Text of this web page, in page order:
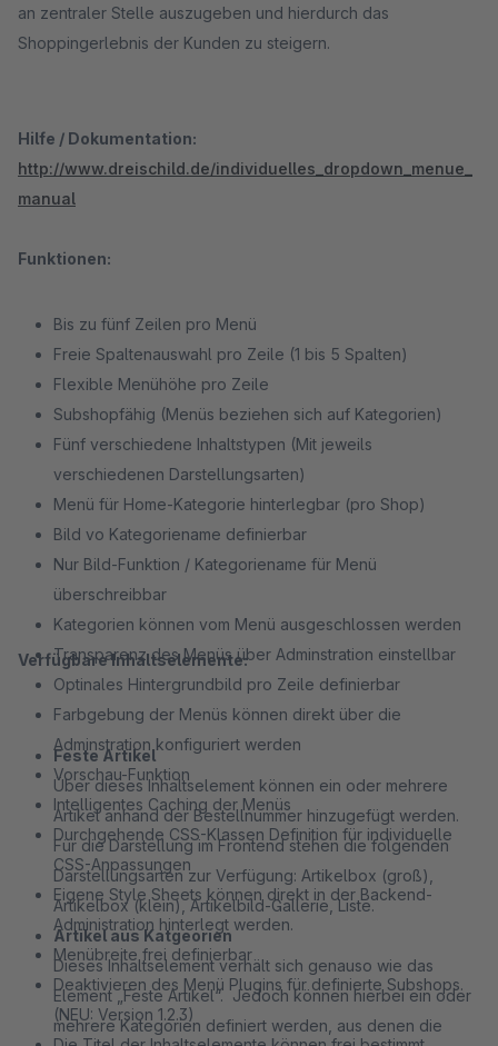
an zentraler Stelle auszugeben und hierdurch das
Shoppingerlebnis der Kunden zu steigern.
Hilfe / Dokumentation:
http://www.dreischild.de/individuelles_dropdown_menue_
manual
Funktionen:
Bis zu fünf Zeilen pro Menü
Freie Spaltenauswahl pro Zeile (1 bis 5 Spalten)
Flexible Menühöhe pro Zeile
Subshopfähig (Menüs beziehen sich auf Kategorien)
Fünf verschiedene Inhaltstypen (Mit jeweils
verschiedenen Darstellungsarten)
Menü für Home-Kategorie hinterlegbar (pro Shop)
Bild vo Kategoriename definierbar
Nur Bild-Funktion / Kategoriename für Menü
überschreibbar
Kategorien können vom Menü ausgeschlossen werden
Transparenz des Menüs über Adminstration einstellbar
Optinales Hintergrundbild pro Zeile definierbar
Farbgebung der Menüs können direkt über die
Adminstration konfiguriert werden
Vorschau-Funktion
Intelligentes Caching der Menüs
Durchgehende CSS-Klassen Definition für individuelle
CSS-Anpassungen
Eigene Style Sheets können direkt in der Backend-
Administration hinterlegt werden.
Menübreite frei definierbar
Deaktivieren des Menü Plugins für definierte Subshops.
(NEU: Version 1.2.3)
Verfügbare Inhaltselemente:
Feste Artikel
Über dieses Inhaltselement können ein oder mehrere
Artikel anhand der Bestellnummer hinzugefügt werden.
Für die Darstellung im Frontend stehen die folgenden
Darstellungsarten zur Verfügung: Artikelbox (groß),
Artikelbox (klein), Artikelbild-Gallerie, Liste.
Artikel aus Katgeorien
Dieses Inhaltselement verhält sich genauso wie das
Element „Feste Artikel“. Jedoch können hierbei ein oder
mehrere Kategorien definiert werden, aus denen die